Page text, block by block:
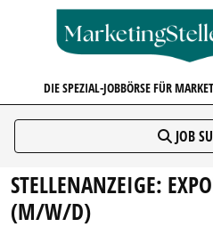
DIE SPEZIAL-JOBBÖRSE FÜR
JOB
STELLENANZEIGE:
(M/W/D)